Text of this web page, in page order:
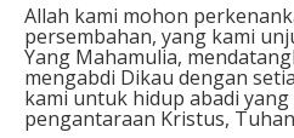
Allah kami mohon
persembahan, yang kami
Yang Mahamulia,
mengabdi Dikau dengan
kami untuk hidup abadi
pengantaraan Kristus,